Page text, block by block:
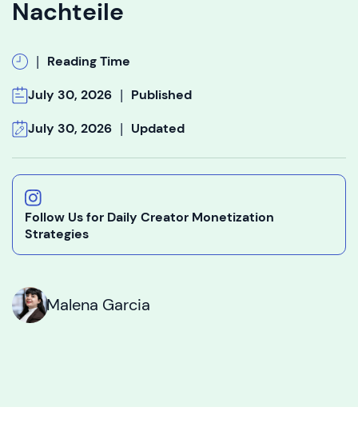
Nachteile
| Reading Time
July 30, 2026 | Published
July 30, 2026 | Updated
Follow Us for Daily Creator Monetization
Strategies
Malena Garcia